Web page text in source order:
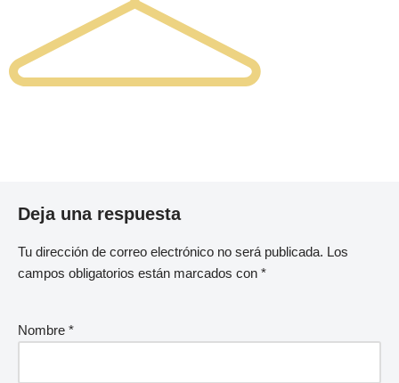
Deja una respuesta
Tu dirección de correo electrónico no será publicada. Los
campos obligatorios están marcados con *
Nombre *